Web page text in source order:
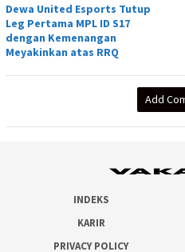
Dewa United Esports Tutup
Leg Pertama MPL ID S17
dengan Kemenangan
Meyakinkan atas RRQ
Add
INDEKS
KARIR
PRIVACY POLICY